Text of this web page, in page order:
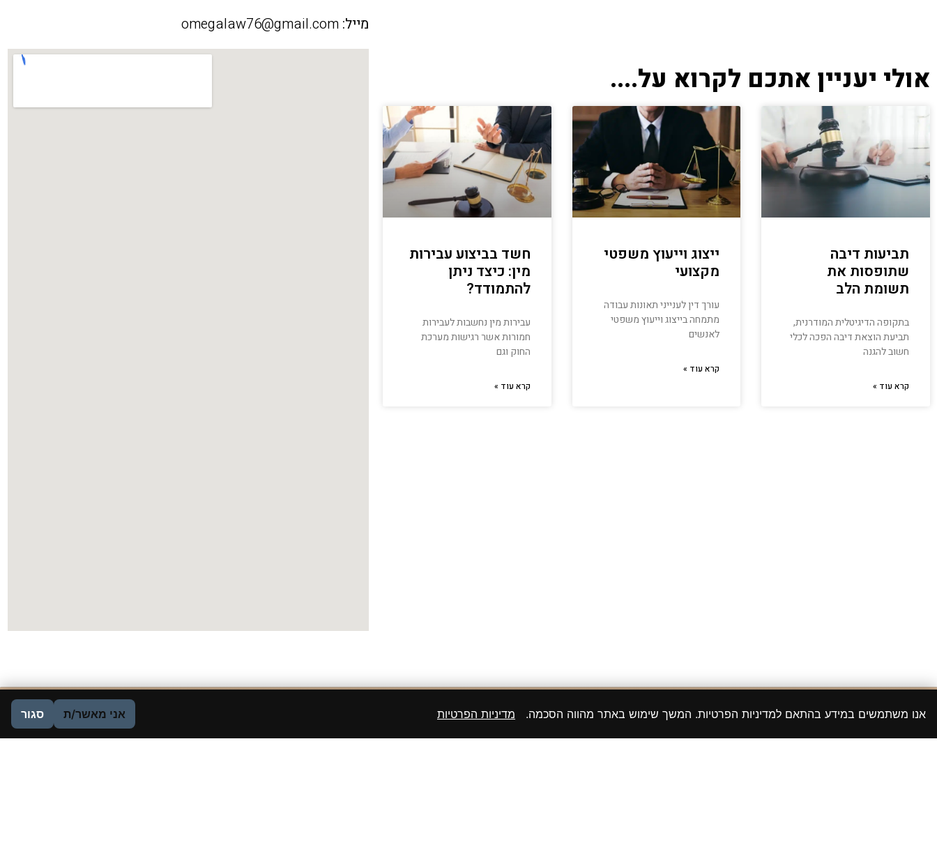
אולי יעניין אתכם לקרוא על....
תביעות דיבה
שתופסות את
תשומת הלב‏
בתקופה הדיגיטלית המודרנית,
תביעת הוצאת דיבה הפכה לכלי
חשוב להגנה
קרא עוד »
ייצוג וייעוץ משפטי
מקצועי
עורך דין לענייני תאונות עבודה
מתמחה בייצוג וייעוץ משפטי
לאנשים
קרא עוד »
חשד בביצוע עבירות
מין: כיצד ניתן
להתמודד?
עבירות מין נחשבות לעבירות
חמורות אשר רגישות מערכת
החוק וגם
קרא עוד »
מייל: omegalaw76@gmail.com
רוצים גם אתם להופיע באתר שלנו? השאירו את הפרטים שלכם כאן אנו משתמשים במידע בהתאם למדיניות הפרטיות. המשך שימוש באתר מהווה הסכמה. מדיניות הפרטיות אני מאשר/ת סגור